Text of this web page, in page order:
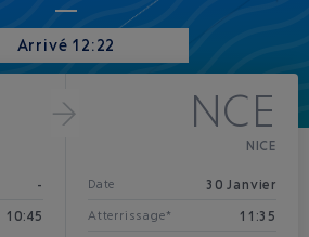
Arrivé 12:22
-
10:45
NCE
NICE
Date 30 Janvier
Atterrissage* 11:35